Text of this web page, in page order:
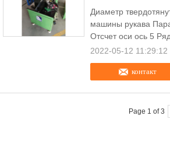
контакт
Диаметр
машины рукава
Отсчет оси ось 5
2022-05-12 11:29:12
Page 1 of 3